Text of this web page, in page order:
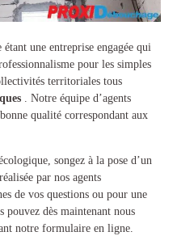
étant une entreprise engagée qui
pour les simples
territoriales tous
. Notre équipe d’agents
qualité correspondant aux
songez à la pose d’un
par nos agents
de vos questions ou pour une
pouvez dès maintenant nous
notre formulaire en ligne.